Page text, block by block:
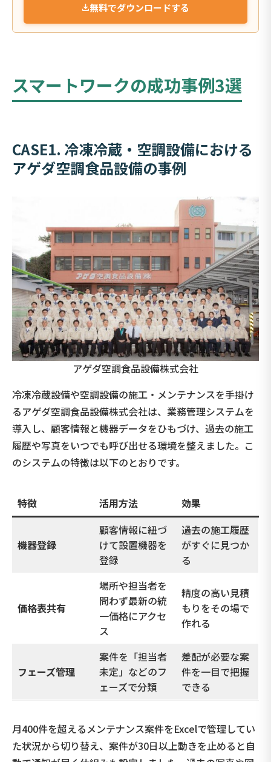
無料でダウンロードする
スマートワークの成功事例3選
CASE1. 冷凍冷蔵・空調設備における
アゲダ空調食品設備の事例
アゲダ空調食品設備株式会社
冷凍冷蔵設備や空調設備の施工・メンテナンスを手掛け
るアゲダ空調食品設備株式会社は、業務管理システムを
導入し、顧客情報と機器データをひもづけ、過去の施工
履歴や写真をいつでも呼び出せる環境を整えました。こ
のシステムの特徴は以下のとおりです。
特徴 活用方法 効果
機器登録
顧客情報に紐づ
けて設置機器を
登録
過去の施工履歴
がすぐに見つか
る
価格表共有
場所や担当者を
問わず最新の統
一価格にアクセ
ス
精度の高い見積
もりをその場で
作れる
フェーズ管理
案件を「担当者
未定」などのフ
ェーズで分類
差配が必要な案
件を一目で把握
できる
月400件を超えるメンテナンス案件をExcelで管理してい
た状況から切り替え、案件が30日以上動きを止めると自